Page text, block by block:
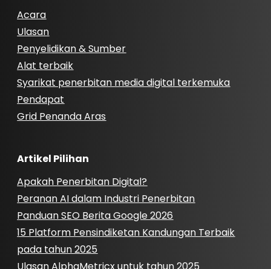
Acara
Ulasan
Penyelidikan & Sumber
Alat terbaik
Syarikat penerbitan media digital terkemuka
Pendapat
Grid Penanda Aras
Artikel Pilihan
Apakah Penerbitan Digital?
Peranan AI dalam Industri Penerbitan
Panduan SEO Berita Google 2026
15 Platform Pensindiketan Kandungan Terbaik
pada tahun 2025